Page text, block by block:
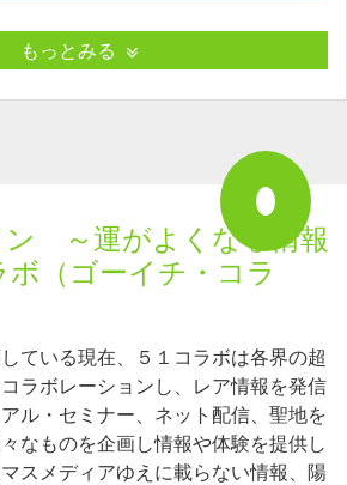
もっとみる
ン ～運がよくなる情報
ボ（ゴーイチ・コラ
ている現在、５１コラボは各界の超
ラボレーションし、レア情報を発信
ル・セミナー、ネット配信、聖地を
なものを企画し情報や体験を提供し
スメディアゆえに載らない情報、陽